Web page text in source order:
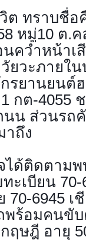
ต ทราบชื่
หมู่10 ต.
นคว่ำหน้า
ยวะภายใ
ยานยนต์
กต-4055
นน ส่วนรถ
าถึง
ได้ติดตาม
เบียน 70-
6945 เ
ร้อมคนขั
ฤษฎี อายุ